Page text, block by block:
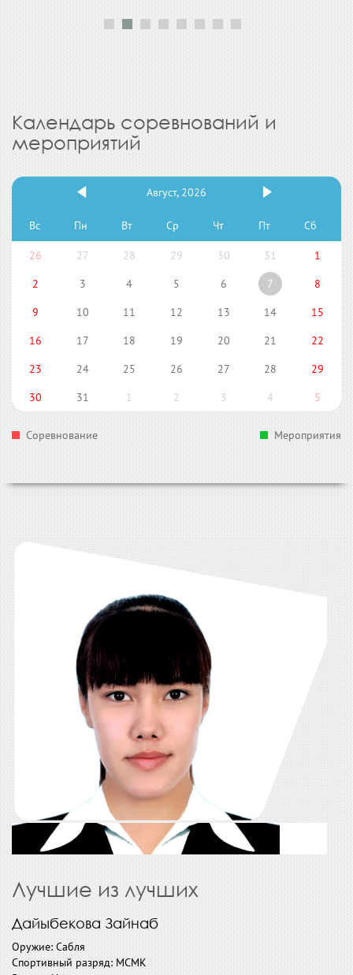
Календарь соревнований и
мероприятий
Август, 2026
Вс Пн Вт Ср Чт Пт Сб
26 27 28 29 30 31
1
2
3 4 5 6 7
8
9
10 11 12 13 14
15
16
17 18 19 20 21
22
23
24 25 26 27 28
29
30
31 1 2 3 4 5
Соревнование Мероприятия
Лучшие из лучших
Дайыбекова Зайнаб
Оружие: Сабля
Спортивный разряд: МСМК